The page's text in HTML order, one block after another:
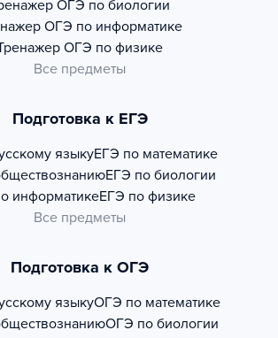
ОГЭ по биологии
ОГЭ по информатике
ОГЭ по физике
Все предметы
Подготовка к ЕГЭ
языкуЕГЭ по математике
ЕГЭ по биологии
информатикеЕГЭ по физике
Все предметы
Подготовка к ОГЭ
языкуОГЭ по математике
ОГЭ по биологии